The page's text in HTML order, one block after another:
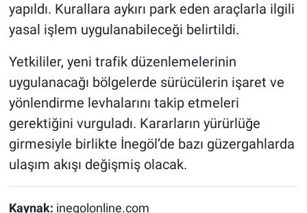
yapıldı. Kurallara aykırı park eden araçlarla ilgili
yasal işlem uygulanabileceği belirtildi.
Yetkililer, yeni trafik düzenlemelerinin
uygulanacağı bölgelerde sürücülerin işaret ve
yönlendirme levhalarını takip etmeleri
gerektiğini vurguladı. Kararların yürürlüğe
girmesiyle birlikte İnegöl’de bazı güzergahlarda
ulaşım akışı değişmiş olacak.
Kaynak: inegolonline.com